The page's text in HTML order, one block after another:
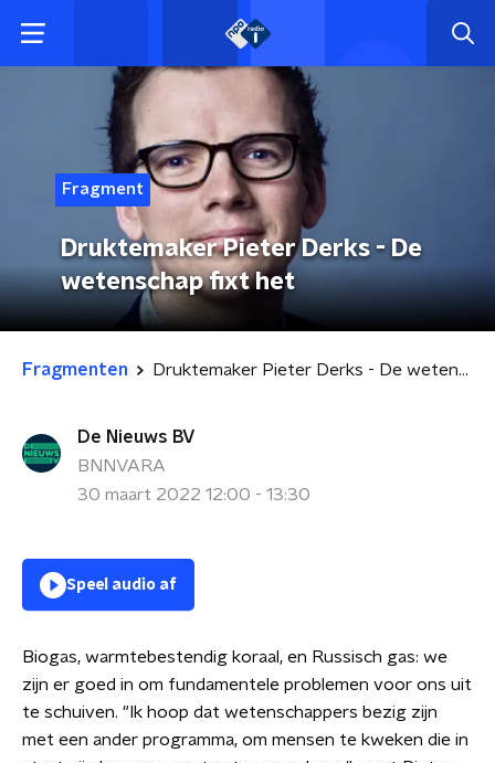
Fragment
Druktemaker Pieter Derks - De
wetenschap fixt het
Fragmenten Druktemaker Pieter Derks - De wetenschap fixt het
De Nieuws BV
BNNVARA
30 maart 2022 12:00 - 13:30
Speel audio af
Biogas, warmtebestendig koraal, en Russisch gas: we
zijn er goed in om fundamentele problemen voor ons uit
te schuiven. "Ik hoop dat wetenschappers bezig zijn
met een ander programma, om mensen te kweken die in